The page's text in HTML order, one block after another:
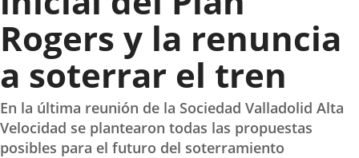
Rogers y la renuncia
a soterrar el tren
En la última reunión de la Sociedad Valladolid Alta
Velocidad se plantearon todas las propuestas
posibles para el futuro del soterramiento